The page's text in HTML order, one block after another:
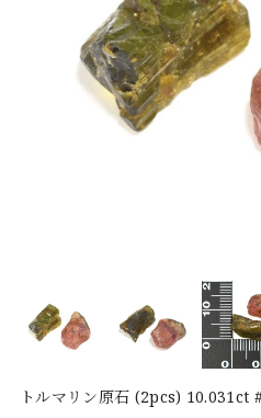
トルマリン原石 (2pcs) 10.031ct